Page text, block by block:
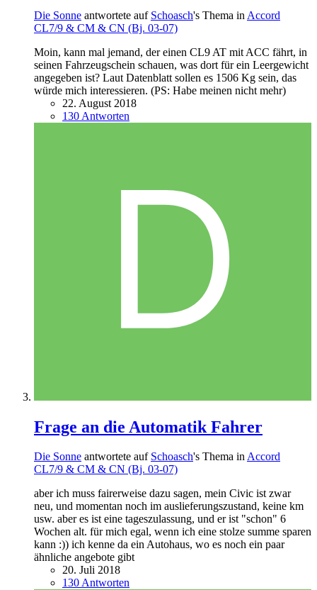
Die Sonne antwortete auf Schoasch's Thema in Accord
CL7/9 & CM & CN (Bj. 03-07)
Moin, kann mal jemand, der einen CL9 AT mit ACC fährt, in
seinen Fahrzeugschein schauen, was dort für ein Leergewicht
angegeben ist? Laut Datenblatt sollen es 1506 Kg sein, das
würde mich interessieren. (PS: Habe meinen nicht mehr)
22. August 2018
130 Antworten
Frage an die Automatik Fahrer
Die Sonne antwortete auf Schoasch's Thema inAccord
CL7/9 & CM & CN (Bj. 03-07)
aber ich muss fairerweise dazu sagen, mein Civic ist zwar
neu, und momentan noch im auslieferungszustand, keine km
usw. aber es ist eine tageszulassung, und er ist "schon" 6
Wochen alt. für mich egal, wenn ich eine stolze summe sparen
kann :)) ich kenne da ein Autohaus, wo es noch ein paar
ähnliche angebote gibt
20. Juli 2018
130 Antworten